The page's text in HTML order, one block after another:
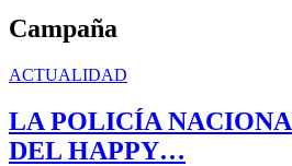
Campaña
ACTUALIDAD
LA POLICÍA
DEL HAPPY…